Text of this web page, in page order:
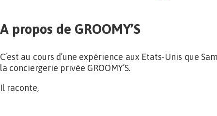
A propos de GROOMY’S
C’est au cours d’une expérience aux Etats-Unis que
la conciergerie privée GROOMY’S.
Il raconte,